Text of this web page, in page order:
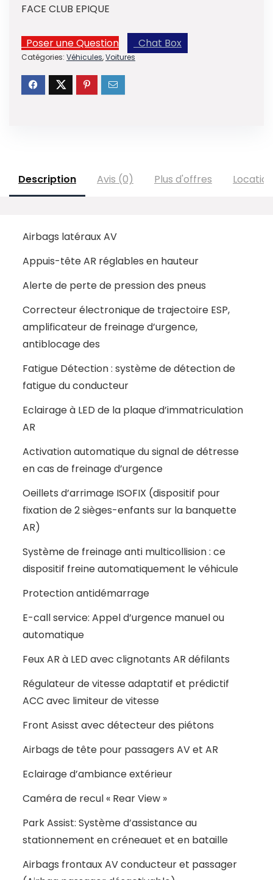
FACE CLUB EPIQUE
Poser une Question Chat Box
Catégories: Véhicules,Voitures
Description Avis (0) Plus d'offres Location
Airbags latéraux AV
Appuis-tête AR réglables en hauteur
Alerte de perte de pression des pneus
Correcteur électronique de trajectoire ESP,
amplificateur de freinage d’urgence,
antiblocage des
Fatigue Détection : système de détection de
fatigue du conducteur
Eclairage à LED de la plaque d’immatriculation
AR
Activation automatique du signal de détresse
en cas de freinage d’urgence
Oeillets d’arrimage ISOFIX (dispositif pour
fixation de 2 sièges-enfants sur la banquette
AR)
Système de freinage anti multicollision : ce
dispositif freine automatiquement le véhicule
Protection antidémarrage
E-call service: Appel d’urgence manuel ou
automatique
Feux AR à LED avec clignotants AR défilants
Régulateur de vitesse adaptatif et prédictif
ACC avec limiteur de vitesse
Front Asisst avec détecteur des piétons
Airbags de tête pour passagers AV et AR
Eclairage d’ambiance extérieur
Caméra de recul « Rear View »
Park Assist: Système d’assistance au
stationnement en créneauet et en bataille
Airbags frontaux AV conducteur et passager